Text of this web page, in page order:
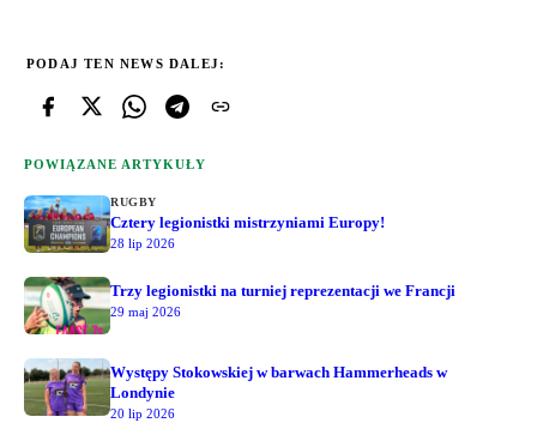
PODAJ TEN NEWS DALEJ:
POWIĄZANE ARTYKUŁY
RUGBY
Cztery legionistki mistrzyniami Europy!
28 lip 2026
Trzy legionistki na turniej reprezentacji we Francji
29 maj 2026
Występy Stokowskiej w barwach Hammerheads w
Londynie
20 lip 2026